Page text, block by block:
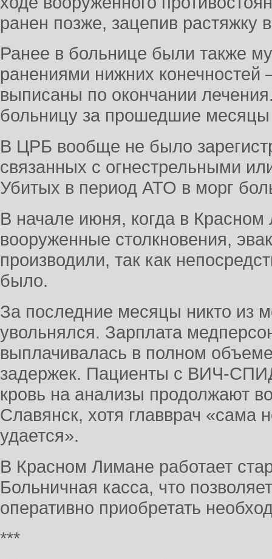
ранен позже, зацепив растяжку
Ранее в больнице были также
ранениями нижних
выписаны по окончании
больницу за прошедшие месяцы
В ЦРБ вообще не было
связанных с огнестрельными
Убитых в период АТО в морг
В начале июня, когда в
вооруженные столкновения,
производили, так как
было.
За последние месяцы никто из
увольнялся. Зарплата
выплачивалась в полном
задержек. Пациенты с ВИЧ-
кровь на анализы продолжают
Славянск, хотя главврач «сама
удается».
В Красном Лимане работает
Больничная касса, что
оперативно приобретать
***